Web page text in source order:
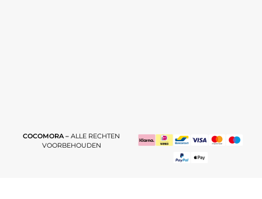
COCOMORA – ALLE RECHTEN
VOORBEHOUDEN